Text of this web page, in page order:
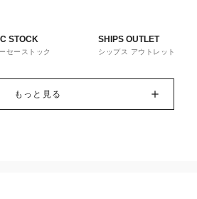
STOCK
セーストック
SHIPS OUTLET
シップス アウトレット
もっと見る